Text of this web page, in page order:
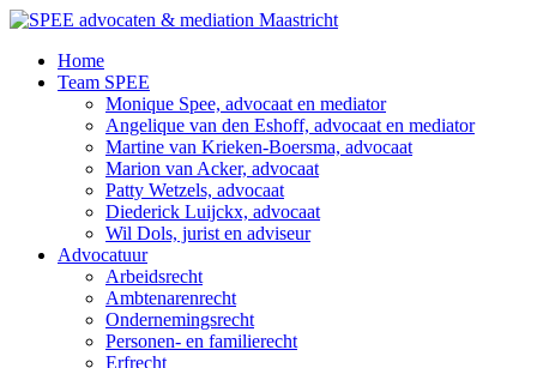
Ga
inhoud
Home
Team SPEE
Monique Spee, advocaat en mediator
Angelique van den Eshoff, advocaat en mediator
Martine van Krieken-Boersma, advocaat
Marion van Acker, advocaat
Patty Wetzels, advocaat
Diederick Luijckx, advocaat
Wil Dols, jurist en adviseur
Advocatuur
Arbeidsrecht
Ambtenarenrecht
Ondernemingsrecht
Personen- en familierecht
Erfrecht